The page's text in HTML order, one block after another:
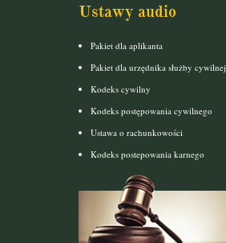
Ustawy audio
Pakiet dla aplikanta
Pakiet dla urzędnika służby cywilnej
Kodeks cywilny
Kodeks postępowania cywilnego
Ustawa o rachunkowości
Kodeks postepowania karnego